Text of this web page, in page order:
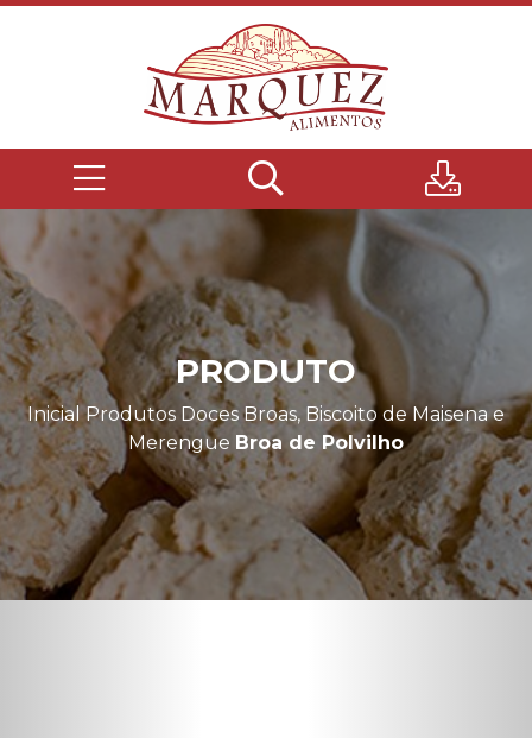
PRODUTO
Inicial Produtos Doces Broas, Biscoito de Maisena e
Merengue Broa de Polvilho